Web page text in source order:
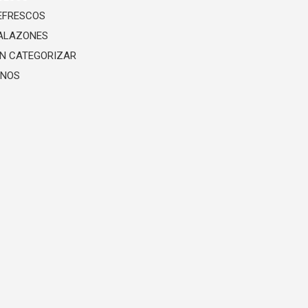
CATEGORIZAR